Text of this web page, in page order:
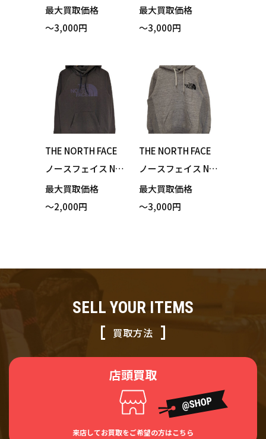
12335 Square Log
o Full Zip スクエア
プ XLサイズ 買い取
りました！
最大買取価格
～3,000円
12335 Square Log
o Full Zip スクエア
レー Mサイズ 買い
取りました！
最大買取価格
～3,000円
THE NORTH FACE
ノースフェイス NT
62077 Color Heat
hered Sweat Hood
Mサイズ 買い取り
最大買取価格
～2,000円
THE NORTH FACE
ノースフェイス NT
62135 Back Half D
ome Hoodie バッ
最大買取価格
～3,000円
SELL YOUR ITEMS
買取方法
店頭買取
来店してお買取をご希望の方はこちら